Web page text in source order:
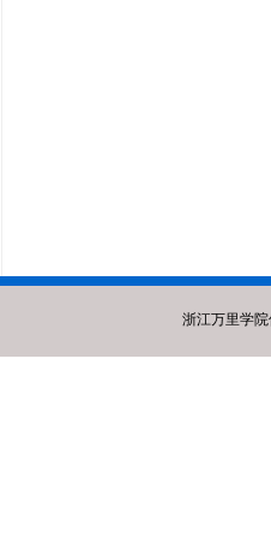
浙江万里学